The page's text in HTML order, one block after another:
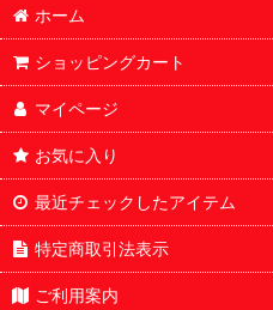
ホーム
ショッピングカート
マイページ
お気に入り
最近チェックしたアイテム
特定商取引法表示
ご利用案内